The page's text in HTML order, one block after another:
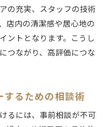
の充実、スタッフの技術
店内の清潔感や居心地の
ントとなります。こうし
つながり、高評価につな
するための相談術
るには、事前相談が不可